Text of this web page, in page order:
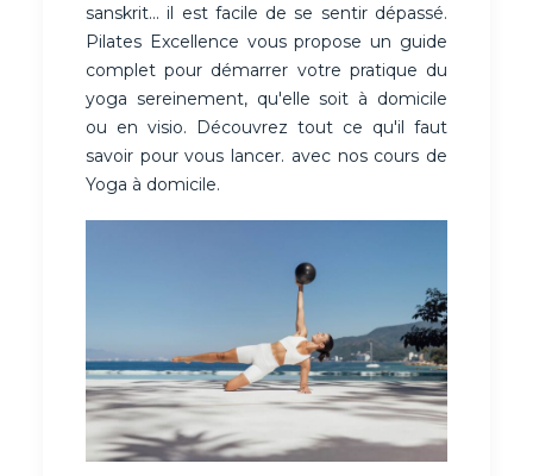
sanskrit... il est facile de se sentir dépassé.
Pilates Excellence vous propose un guide
complet pour démarrer votre pratique du
yoga sereinement, qu'elle soit à domicile
ou en visio.
Découvrez tout ce qu'il faut
savoir pour vous lancer. avec nos cours de
Yoga à domicile.